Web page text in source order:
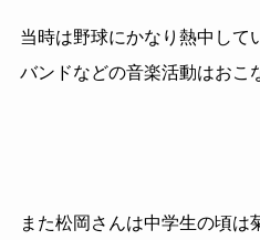
当時は野球にかなり熱中して
バンドなどの音楽活動はおこ
また松岡さんは中学生の頃は